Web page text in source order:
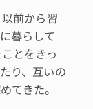
前から習
暮らして
とをきっ
り、互いの
てきた。